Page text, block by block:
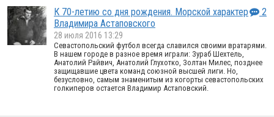
2
К 70-летию со дня рождения. Морской характер
Владимира Астаповского
28 июля 2016 13:29
Севастопольский футбол всегда славился своими вратарями.
В нашем городе в разное время играли: Зураб Шехтель,
Анатолий Райвич, Анатолий Глухотко, Золтан Милес, позднее
защищавшие цвета команд союзной высшей лиги. Но,
безусловно, самым знаменитым из когорты севастопольских
голкиперов остается Владимир Астаповский.